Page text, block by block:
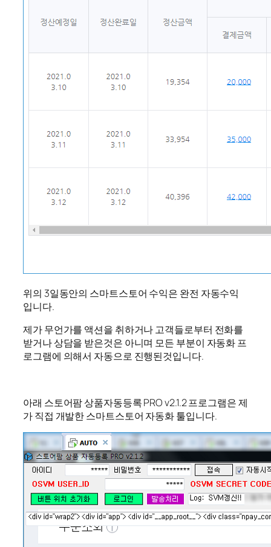
위의 3일동안의 스마트스토어 수익은 완전 자동수익
입니다.
제가 무언가를 액션을 취하거나 고객들로부터 전화를
받거나 상담을 받은것은 아니며 모든 부분이 자동화 프
로그램에 의해서 자동으로 진행된것입니다.
아래 스토어팜 상품자동등록 PRO v2.1.2 프로그램은 제
가 직접 개발한 스마트스토어 자동화 툴입니다.